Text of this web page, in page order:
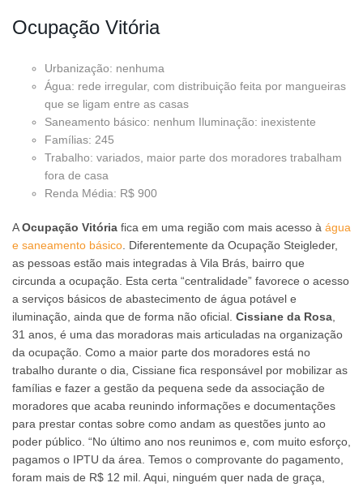
Ocupação Vitória
Urbanização: nenhuma
Água: rede irregular, com distribuição feita por mangueiras
que se ligam entre as casas
Saneamento básico: nenhum Iluminação: inexistente
Famílias: 245
Trabalho: variados, maior parte dos moradores trabalham
fora de casa
Renda Média: R$ 900
AOcupação Vitória fica em uma região com mais acesso à água
e saneamento básico . Diferentemente da Ocupação Steigleder,
as pessoas estão mais integradas à Vila Brás, bairro que
circunda a ocupação. Esta certa “centralidade” favorece o acesso
a serviços básicos de abastecimento de água potável e
iluminação, ainda que de forma não oficial. Cissiane da Rosa
31 anos, é uma das moradoras mais articuladas na organização
da ocupação. Como a maior parte dos moradores está no
trabalho durante o dia, Cissiane fica responsável por mobilizar as
famílias e fazer a gestão da pequena sede da associação de
moradores que acaba reunindo informações e documentações
para prestar contas sobre como andam as questões junto ao
poder público. “No último ano nos reunimos e, com muito esforço,
pagamos o IPTU da área. Temos o comprovante do pagamento,
foram mais de R$ 12 mil. Aqui, ninguém quer nada de graça,